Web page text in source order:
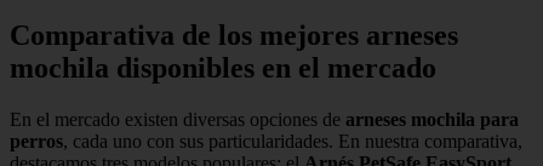
Comparativa de los mejores arneses
mochila disponibles en el mercado
En el mercado existen diversas opciones de arneses mochila para
perros, cada uno con sus particularidades. En nuestra comparativa,